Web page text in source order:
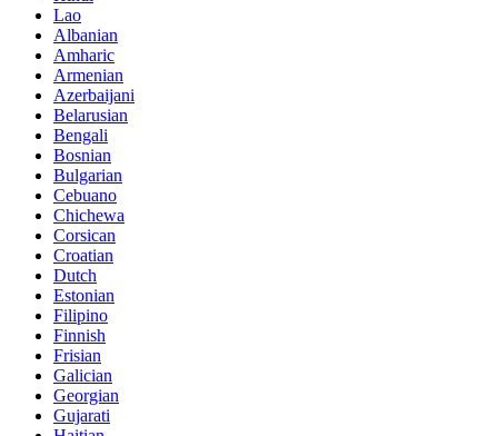
Lao
Albanian
Amharic
Armenian
Azerbaijani
Belarusian
Bengali
Bosnian
Bulgarian
Cebuano
Chichewa
Corsican
Croatian
Dutch
Estonian
Filipino
Finnish
Frisian
Galician
Georgian
Gujarati